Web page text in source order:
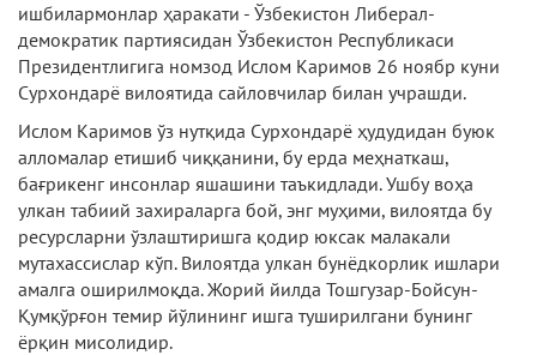
ишбилармонлар ҳаракати - Ўзбекистон Либерал-
демократик партиясидан Ўзбекистон Республикаси
Президентлигига номзод Ислом Каримов 26 ноябр куни
Сурхондарё вилоятида сайловчилар билан учрашди.
Ислом Каримов ўз нутқида Сурхондарё ҳудудидан буюк
алломалар етишиб чиққанини, бу ерда меҳнаткаш,
бағрикенг инсонлар яшашини таъкидлади. Ушбу воҳа
улкан табиий захираларга бой, энг муҳими, вилоятда бу
ресурсларни ўзлаштиришга қодир юксак малакали
мутахассислар кўп. Вилоятда улкан бунёдкорлик ишлари
амалга оширилмоқда. Жорий йилда Тошгузар-Бойсун-
Қумқўрғон темир йўлининг ишга туширилгани бунинг
ёрқин мисолидир.